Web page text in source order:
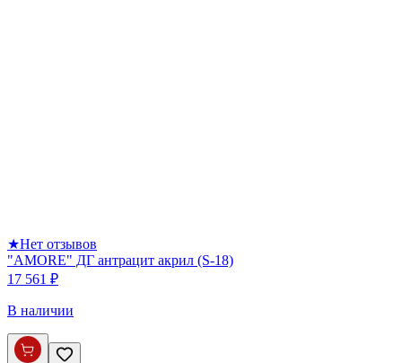
★Нет отзывов
"AMORE" ДГ антрацит акрил (S-18)
17 561 ₽
В наличии